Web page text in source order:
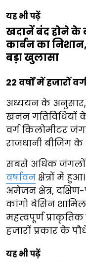
यह भी पढ़ें
खदानें बंद होने के
कार्बन का
बड़ा खुलासा
22 वर्षों में हजारों
अध्ययन के अनुसार,
खनन गतिविधियों
वर्ग किलोमीटर
राजधानी बीजिंग
सबसे अधिक
वर्षावन क्षेत्रों में
अमेजन क्षेत्र,
कांगो बेसिन
महत्वपूर्ण
हजारों प्रकार के
यह भी पढ़ें